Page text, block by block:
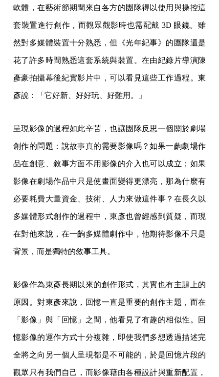
軟體，在藝術節期間來自各方的團隊得以使用與操控這
套裝置進行創作，而觀眾觀影時也需配戴 3D 眼鏡。雖
然對多媒體裝置十分熟悉，但《光年紀事》的團隊還是
花了許多時間熟悉這套系統與裝置。在由紀錄片導演陳
彥豪拍攝幕後紀實影片中，可以看見這些工作過程。東
彥說：「它好新、好好玩、好難用。」
呈現影像的過程如此辛苦，也讓團隊反思一個關於劇場
創作的問題：說故事真的需要影像嗎？如果一齣劇場作
品在創意、敘事方面不用影像的介入也可以成立；如果
影像在劇場作品中只是使畫面變得更漂亮，那為什麼有
必要耗費大量資金、技術、人力來做這件事？在長久以
多媒體形式創作的過程中，東彥也曾經感到質疑，而現
在對他來說，在一齣多媒體劇作中，他期待影像不只是
背景，而是獨特的敘事工具。
影像作為東彥長期以來的創作形式，其實也有主題上的
原因。對東彥來說，回憶一直是重要的創作主題，而在
「影像」與「回憶」之間，他看見了有趣的相似性。回
憶影像的運作方式十分複雜，即使我們多想透過描述完
全將之向另一個人呈現都是不可能的，於是回憶片段的
觀眾只有我們自己，而影像藉由各種設計與重新配置，